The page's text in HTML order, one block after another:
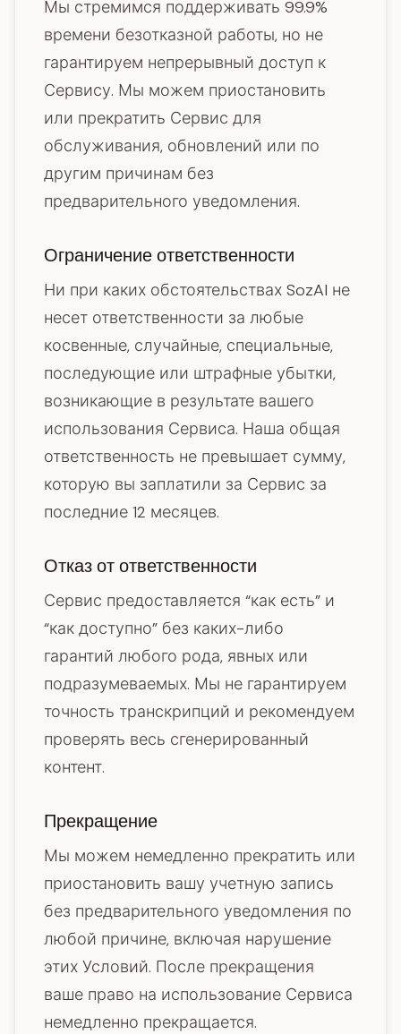
Мы стремимся поддерживать 99.9%
времени безотказной работы, но не
гарантируем непрерывный доступ к
Сервису. Мы можем приостановить
или прекратить Сервис для
обслуживания, обновлений или по
другим причинам без
предварительного уведомления.
Ограничение ответственности
Ни при каких обстоятельствах SozAI не
несет ответственности за любые
косвенные, случайные, специальные,
последующие или штрафные убытки,
возникающие в результате вашего
использования Сервиса. Наша общая
ответственность не превышает сумму,
которую вы заплатили за Сервис за
последние 12 месяцев.
Отказ от ответственности
Сервис предоставляется “как есть” и
“как доступно” без каких-либо
гарантий любого рода, явных или
подразумеваемых. Мы не гарантируем
точность транскрипций и рекомендуем
проверять весь сгенерированный
контент.
Прекращение
Мы можем немедленно прекратить или
приостановить вашу учетную запись
без предварительного уведомления по
любой причине, включая нарушение
этих Условий. После прекращения
ваше право на использование Сервиса
немедленно прекращается.